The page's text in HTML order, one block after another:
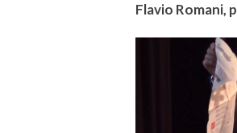
Flavio Romani,